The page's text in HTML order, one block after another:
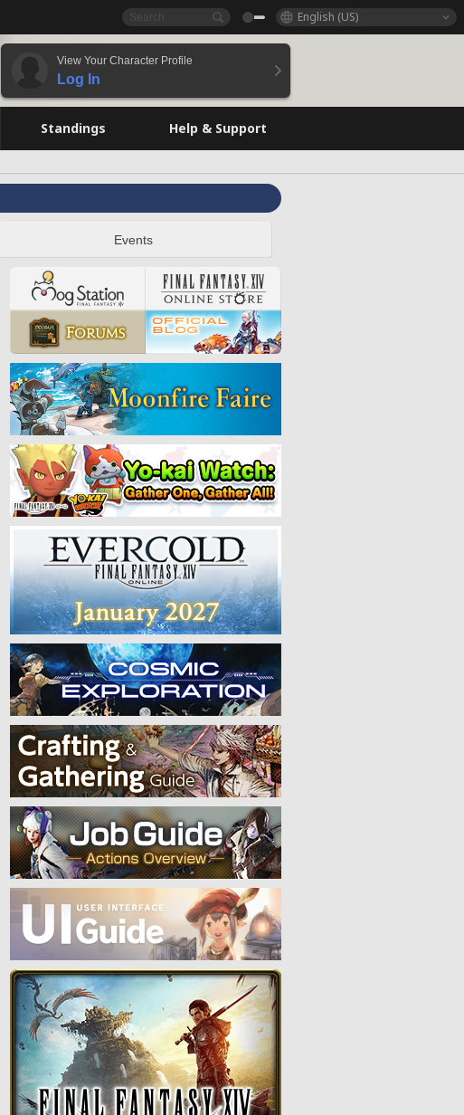
English (US)
View Your Character Profile
Log In
Standings Help & Support
Events